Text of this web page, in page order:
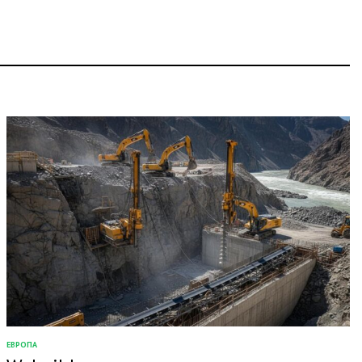
ОПУБЛИКОВАНО
ЕВРОПА